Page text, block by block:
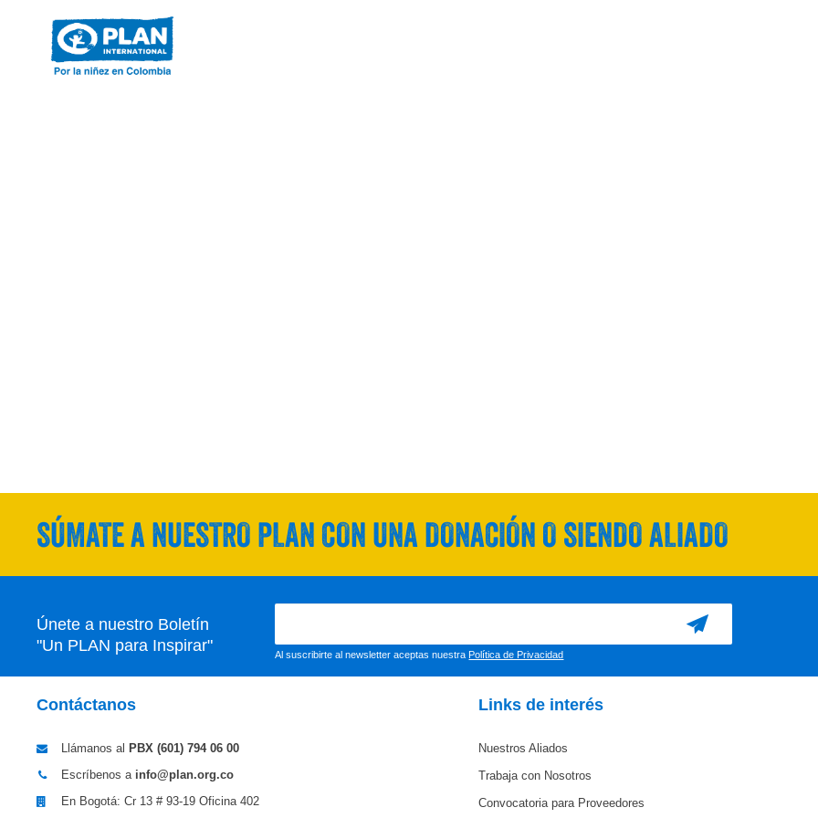
SÚMATE A NUESTRO PLAN CON UNA DONACIÓN O SIENDO ALIADO
Únete a nuestro Boletín
"Un PLAN para Inspirar"
Al suscribirte al newsletter aceptas nuestra Política de Privacidad
Contáctanos
Llámanos al PBX (601) 794 06 00
Escríbenos a info@plan.org.co
En Bogotá: Cr 13 # 93-19 Oficina 402
Links de interés
Nuestros Aliados
Trabaja con Nosotros
Convocatoria para Proveedores